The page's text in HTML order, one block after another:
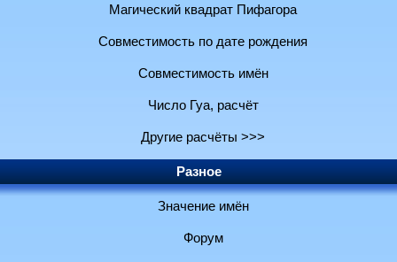
Магический квадрат Пифагора
Совместимость по дате рождения
Совместимость имён
Число Гуа, расчёт
Другие расчёты >>>
Разное
Значение имён
Форум